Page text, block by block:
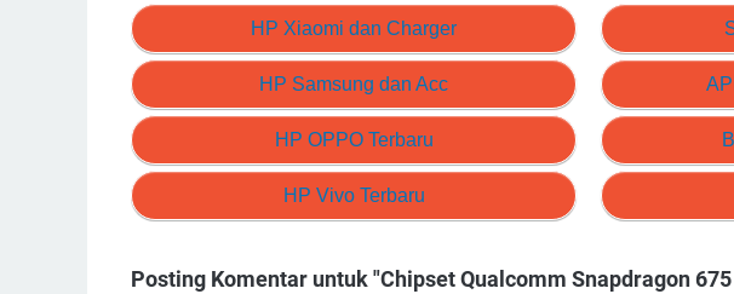
HP Xiaomi dan Charger
HP Samsung dan Acc
HP OPPO Terbaru
HP Vivo Terbaru
Posting Komentar untuk "Chipset Qualcomm Snapdragon